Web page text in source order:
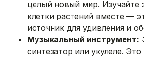
целый новый мир. Изучайте
клетки растений вместе —
источник для удивления и
Музыкальный инструмент:
синтезатор или укулеле.